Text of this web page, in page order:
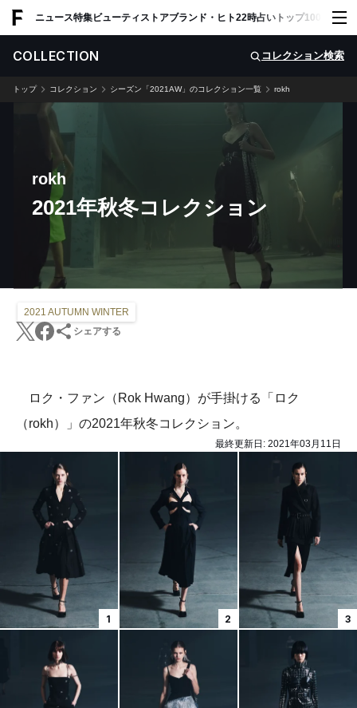
ニュース特集ビューティ ストアブランド・ヒト22時占い トップ100 スナッ
COLLECTION コレクション検索
トップ コレクション シーズン「2021AW」のコレクション一覧 rokh
rokh
2021年秋冬コレクション
2021 AUTUMN WINTER
シェアする
ロク・ファン（Rok Hwang）が手掛ける「ロク
（rokh）」の2021年秋冬コレクション。
最終更新日: 2021年03月11日
1 2 3